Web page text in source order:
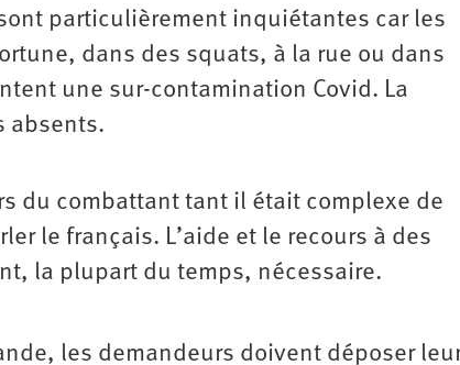
particulièrement inquiétantes car les
dans des squats, à la rue ou dans
une sur-contamination Covid. La
absents.
du combattant tant il était complexe de
le français. L’aide et le recours à des
la plupart du temps, nécessaire.
les demandeurs doivent déposer